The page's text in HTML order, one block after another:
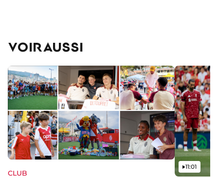
VOIR AUSSI
CLUB
Vidéo
11:01